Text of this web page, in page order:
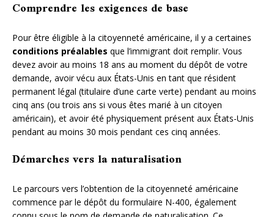
Comprendre les exigences de base
Pour être éligible à la citoyenneté américaine, il y a certaines
conditions préalables que l’immigrant doit remplir. Vous
devez avoir au moins 18 ans au moment du dépôt de votre
demande, avoir vécu aux États-Unis en tant que résident
permanent légal (titulaire d’une carte verte) pendant au moins
cinq ans (ou trois ans si vous êtes marié à un citoyen
américain), et avoir été physiquement présent aux États-Unis
pendant au moins 30 mois pendant ces cinq années.
Démarches vers la naturalisation
Le parcours vers l’obtention de la citoyenneté américaine
commence par le dépôt du formulaire N-400, également